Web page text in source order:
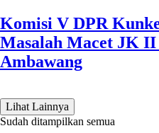
Komisi V DPR
Masalah Macet JK
Ambawang
Lihat Lainnya
Sudah ditampilkan semua